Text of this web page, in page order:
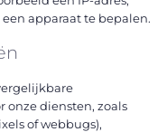
apparaat te bepalen.
diensten, zoals
of webbugs),